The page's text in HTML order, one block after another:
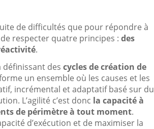
de difficultés que pour répondre à
respecter quatre principes : des
.
définissant des cycles de création de
un ensemble où les causes et les
incrémental et adaptatif basé sur du
L’agilité c’est donc la capacité à
de périmètre à tout moment.
d’exécution et de maximiser la